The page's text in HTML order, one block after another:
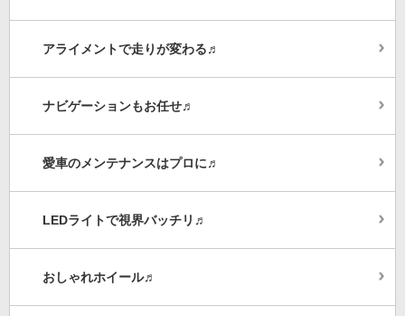
アライメントで走りが変わる♬
ナビゲーションもお任せ♬
愛車のメンテナンスはプロに♬
LEDライトで視界バッチリ♬
おしゃれホイール♬